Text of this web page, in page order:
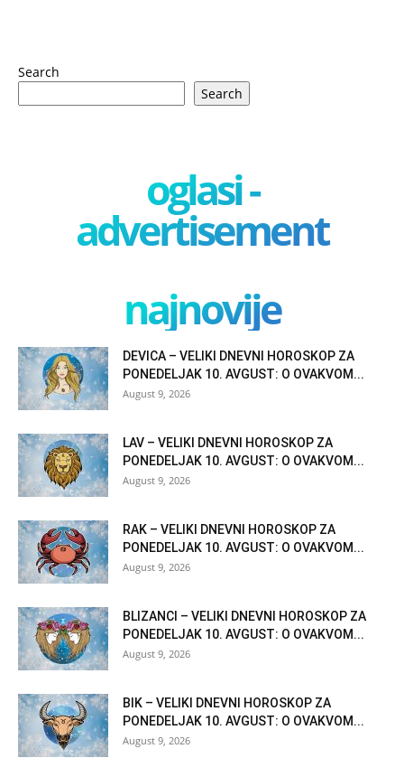
Search
Search
oglasi -
advertisement
najnovije
DEVICA – VELIKI DNEVNI HOROSKOP ZA
PONEDELJAK 10. AVGUST: O OVAKVOM...
August 9, 2026
LAV – VELIKI DNEVNI HOROSKOP ZA
PONEDELJAK 10. AVGUST: O OVAKVOM...
August 9, 2026
RAK – VELIKI DNEVNI HOROSKOP ZA
PONEDELJAK 10. AVGUST: O OVAKVOM...
August 9, 2026
BLIZANCI – VELIKI DNEVNI HOROSKOP ZA
PONEDELJAK 10. AVGUST: O OVAKVOM...
August 9, 2026
BIK – VELIKI DNEVNI HOROSKOP ZA
PONEDELJAK 10. AVGUST: O OVAKVOM...
August 9, 2026